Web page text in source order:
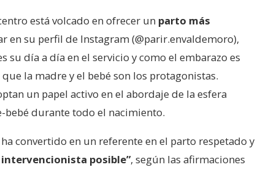
está volcado en ofrecer un parto más
en su perfil de Instagram (@parir.envaldemoro),
su día a día en el servicio y como el embarazo es
que la madre y el bebé son los protagonistas.
un papel activo en el abordaje de la esfera
durante todo el nacimiento.
convertido en un referente en el parto respetado y
intervencionista posible”, según las afirmaciones